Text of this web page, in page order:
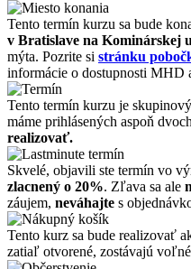
Tento termín kurzu sa bude
v Bratislave na Kominárskej
mýta. Pozrite si stránku
informácie o dostupnosti MHD
Tento termín kurzu je
máme prihlásených aspoň
realizovať.
Skvelé, objavili ste termín vo
zlacnený o 20%. Zľava sa ale
záujem, neváhajte s
Tento kurz sa bude realizovať
zatiaľ otvorené, zostávajú